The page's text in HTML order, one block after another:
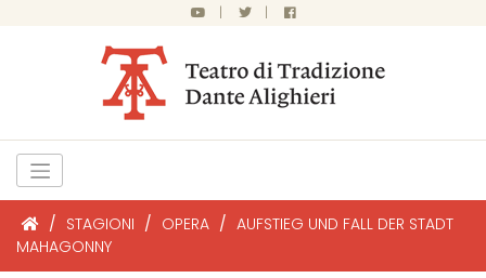
| |
/ STAGIONI / OPERA / AUFSTIEG UND FALL DER STADT
MAHAGONNY